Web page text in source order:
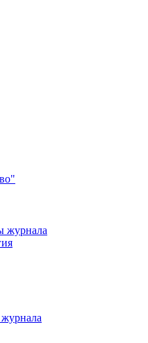
журнала